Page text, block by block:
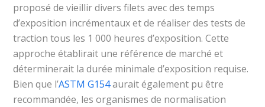
proposé de vieillir divers filets avec des temps
d’exposition incrémentaux et de réaliser des tests de
traction tous les 1 000 heures d’exposition. Cette
approche établirait une référence de marché et
déterminerait la durée minimale d’exposition requise.
Bien que l’ASTM G154aurait également pu être
recommandée, les organismes de normalisation